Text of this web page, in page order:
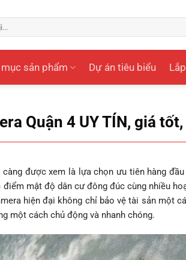
mục sản phẩm Dự án tiêu biểu
Quận 4 UY TÍN, giá
được xem là lựa chọn ưu tiên hàng
mật độ dân cư đông đúc cùng nhiều
hiện đại không chỉ bảo vệ tài sản một
một cách chủ động và nhanh chóng.